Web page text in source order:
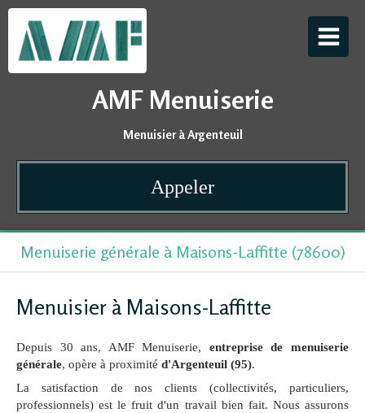
AMF Menuiserie
Menuisier à Argenteuil
Appeler
Menuiserie générale à Maisons-Laffitte (78600)
Menuisier à Maisons-Laffitte
Depuis 30 ans, AMF Menuiserie, entreprise de menuiserie
générale, opère à proximité d'Argenteuil (95).
La satisfaction de nos clients (collectivités, particuliers,
professionnels) est le fruit d'un travail bien fait. Nous assurons